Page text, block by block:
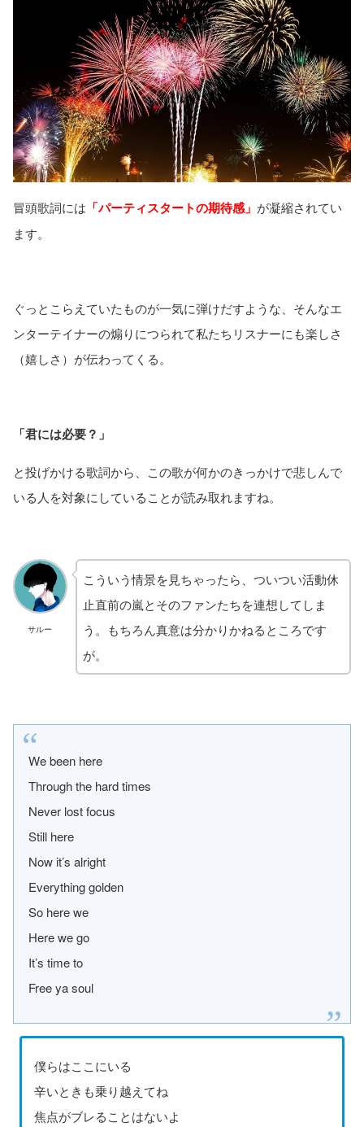
冒頭歌詞には 「パーティスタートの期待感」 が凝縮されてい
ます。
ぐっとこらえていたものが一気に弾けだすような、そんなエ
ンターテイナーの煽りにつられて私たちリスナーにも楽しさ
（嬉しさ）が伝わってくる。
「君には必要？」
と投げかける歌詞から、この歌が何かのきっかけで悲しんで
いる人を対象にしていることが読み取れますね。
サルー
こういう情景を見ちゃったら、ついつい活動休
止直前の嵐とそのファンたちを連想してしま
う。もちろん真意は分かりかねるところです
が。
We been here
Through the hard times
Never lost focus
Still here
Now it’s alright
Everything golden
So here we
Here we go
It’s time to
Free ya soul
僕らはここにいる
辛いときも乗り越えてね
焦点がブレることはないよ